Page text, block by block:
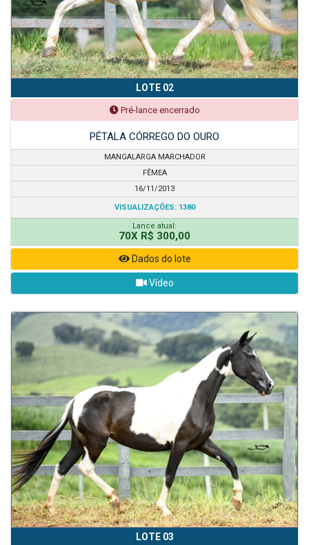
LOTE 02
Pré-lance encerrado
PÉTALA CÓRREGO DO OURO
MANGALARGA MARCHADOR
FÊMEA
16/11/2013
VISUALIZAÇÕES: 1380
Lance atual:
70X R$ 300,00
Dados do lote
Vídeo
LOTE 03